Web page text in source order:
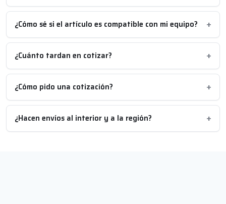
¿Cómo sé si el artículo es compatible con mi equipo?
¿Cuánto tardan en cotizar?
¿Cómo pido una cotización?
¿Hacen envíos al interior y a la región?